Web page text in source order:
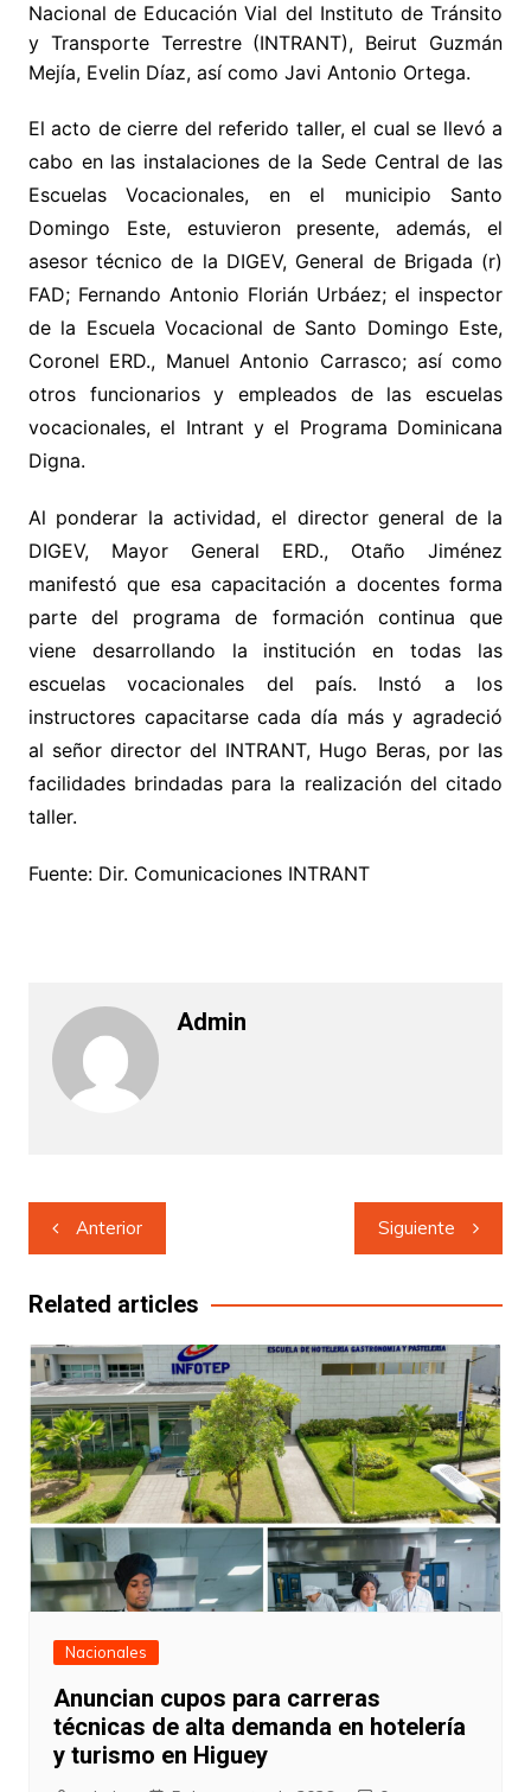
Nacional de Educación Vial del Instituto de Tránsito
y Transporte Terrestre (INTRANT), Beirut Guzmán
Mejía, Evelin Díaz, así como Javi Antonio Ortega.
El acto de cierre del referido taller, el cual se llevó a
cabo en las instalaciones de la Sede Central de las
Escuelas Vocacionales, en el municipio Santo
Domingo Este, estuvieron presente, además, el
asesor técnico de la DIGEV, General de Brigada (r)
FAD; Fernando Antonio Florián Urbáez; el inspector
de la Escuela Vocacional de Santo Domingo Este,
Coronel ERD., Manuel Antonio Carrasco; así como
otros funcionarios y empleados de las escuelas
vocacionales, el Intrant y el Programa Dominicana
Digna.
Al ponderar la actividad, el director general de la
DIGEV, Mayor General ERD., Otaño Jiménez
manifestó que esa capacitación a docentes forma
parte del programa de formación continua que
viene desarrollando la institución en todas las
escuelas vocacionales del país. Instó a los
instructores capacitarse cada día más y agradeció
al señor director del INTRANT, Hugo Beras, por las
facilidades brindadas para la realización del citado
taller.
Fuente: Dir. Comunicaciones INTRANT
Admin
Navegación
de
entradas
Anterior Siguiente
Related articles
Nacionales
Anuncian cupos para carreras
técnicas de alta demanda en hotelería
y turismo en Higuey